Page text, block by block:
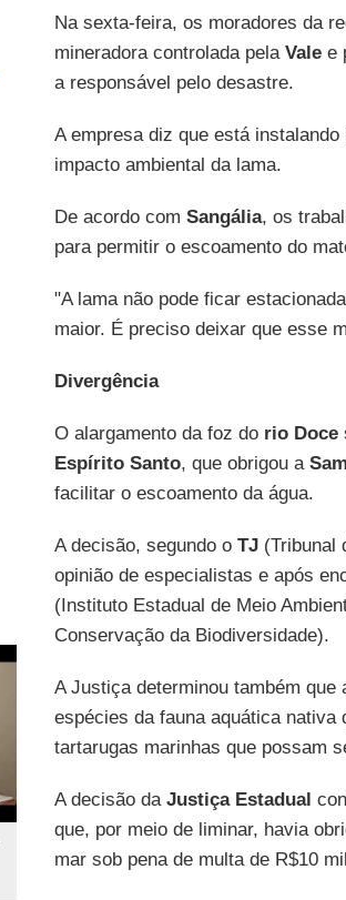
Na sexta-feira, os moradores da
mineradora controlada pela Valee
a responsável pelo desastre.
A empresa diz que está
impacto ambiental da lama.
De acordo com Sangália, os
para permitir o escoamento do
"A lama não pode ficar
maior. É preciso deixar que esse
Divergência
O alargamento da foz do rio Doce
Espírito Santo, que obrigou a
facilitar o escoamento da água.
A decisão, segundo o TJ(Tribunal
opinião de especialistas e após
(Instituto Estadual de Meio
Conservação da Biodiversidade).
A Justiça determinou também
espécies da fauna aquática
tartarugas marinhas que possam
A decisão da Justiça Estadual
que, por meio de liminar, havia
mar sob pena de multa de R$10